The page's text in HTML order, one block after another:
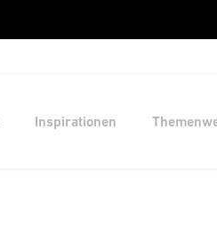
Inspirationen